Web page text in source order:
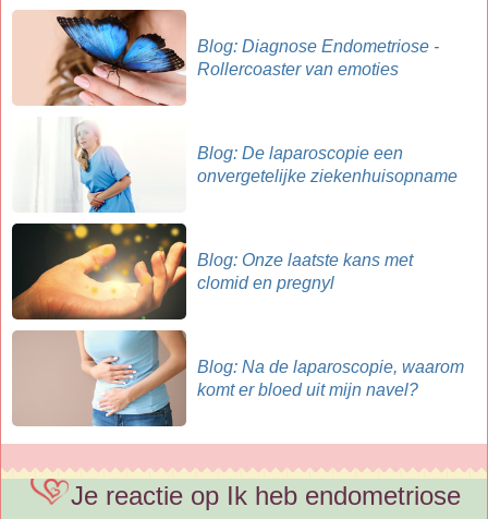
Blog: Diagnose Endometriose -
Rollercoaster van emoties
Blog: De laparoscopie een
onvergetelijke ziekenhuisopname
Blog: Onze laatste kans met
clomid en pregnyl
Blog: Na de laparoscopie, waarom
komt er bloed uit mijn navel?
Je reactie op Ik heb endometriose